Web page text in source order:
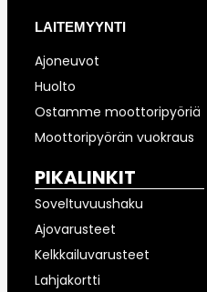
LAITEMYYNTI
Ajoneuvot
Huolto
Ostamme moottoripyöriä
Moottoripyörän vuokraus
PIKALINKIT
Soveltuvuushaku
Ajovarusteet
Kelkkailuvarusteet
Lahjakortti